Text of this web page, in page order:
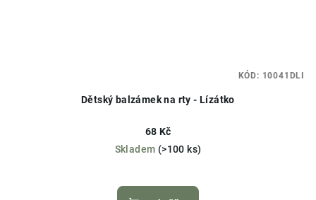
Dětský balzámek na rty - Lízátko
68 Kč
Skladem (>100 ks)
hodnocení
KÓD: 10041DLI